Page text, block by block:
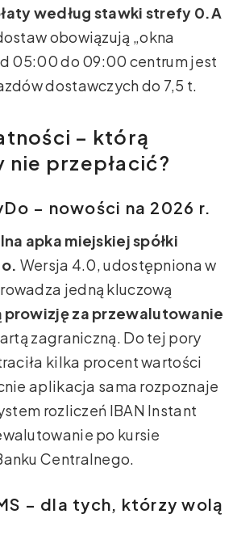
według stawki strefy 0.A
obowiązują „okna
05:00 do 09:00 centrum jest
dostawczych do 7,5 t.
– którą
przepłacić?
– nowości na 2026 r.
apka miejskiej spółki
Wersja 4.0, udostępniona w
jedną kluczową
prowizję za przewalutowanie
zagraniczną. Do tej pory
kilka procent wartości
aplikacja sama rozpoznaje
rozliczeń IBAN Instant
po kursie
Centralnego.
– dla tych, którzy wolą